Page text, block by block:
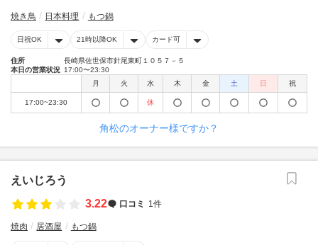
焼き鳥 日本料理 もつ鍋
日祝OK 21時以降OK カード可
住所
長崎県佐世保市針尾東町１０５７－５
本日の営業状況 17:00〜23:30
月
火 水 木 金 土 日 祝
17:00~23:30 休
角松のオーナー様ですか？
えいじろう
3.22
口コミ 1件
焼肉 居酒屋 もつ鍋